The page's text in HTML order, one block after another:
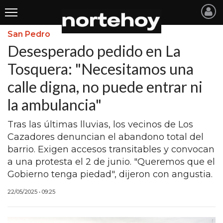
Últimas
Noticias
INICIO
NOTICIAS RECIENTES
SAN NICOLAS
RAMALLO
SAN PEDRO
PAIS
San Pedro
Desesperado pedido en La
Tosquera: "Necesitamos una
calle digna, no puede entrar ni
la ambulancia"
Tras las últimas lluvias, los vecinos de Los
Cazadores denuncian el abandono total del
barrio. Exigen accesos transitables y convocan
a una protesta el 2 de junio. "Queremos que el
Gobierno tenga piedad", dijeron con angustia.
22/05/2025 • 09:25